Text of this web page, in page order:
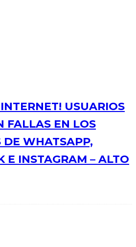
USUARIOS
FALLAS EN LOS
DE WHATSAPP,
E INSTAGRAM – ALTO